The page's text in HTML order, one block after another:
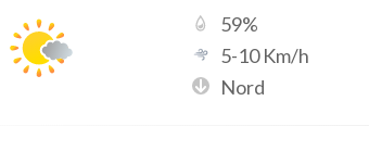
59%
5-10Km/h
Nord